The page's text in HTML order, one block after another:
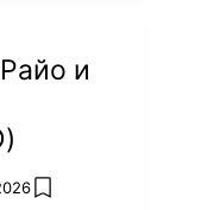
и
add favorites